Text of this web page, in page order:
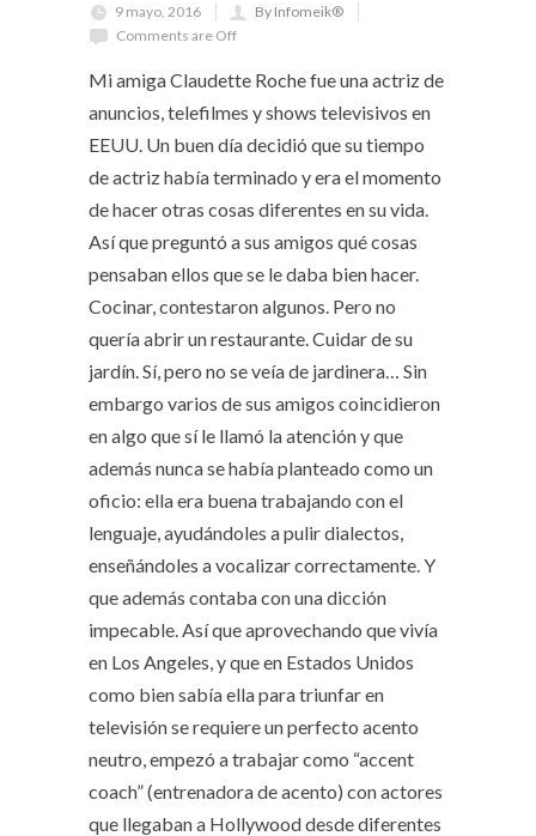
9 mayo, 2016
By Infomeik®
Comments are Off
Mi amiga Claudette Roche fue una actriz de
anuncios, telefilmes y shows televisivos en
EEUU. Un buen día decidió que su tiempo
de actriz había terminado y era el momento
de hacer otras cosas diferentes en su vida.
Así que preguntó a sus amigos qué cosas
pensaban ellos que se le daba bien hacer.
Cocinar, contestaron algunos. Pero no
quería abrir un restaurante. Cuidar de su
jardín. Sí, pero no se veía de jardinera… Sin
embargo varios de sus amigos coincidieron
en algo que sí le llamó la atención y que
además nunca se había planteado como un
oficio: ella era buena trabajando con el
lenguaje, ayudándoles a pulir dialectos,
enseñándoles a vocalizar correctamente. Y
que además contaba con una dicción
impecable. Así que aprovechando que vivía
en Los Angeles, y que en Estados Unidos
como bien sabía ella para triunfar en
televisión se requiere un perfecto acento
neutro, empezó a trabajar como “accent
coach” (entrenadora de acento) con actores
que llegaban a Hollywood desde diferentes